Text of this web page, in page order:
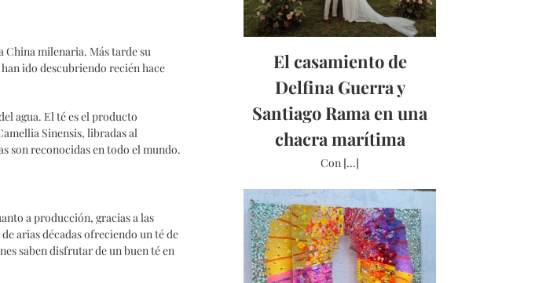
China milenaria. Más tarde su
ido descubriendo recién hace
agua. El té es el producto
Sinensis, libradas al
son reconocidas en todo el mundo.
a producción, gracias a las
arias décadas ofreciendo un té de
saben disfrutar de un buen té en
El casamiento de
Delfina Guerra y
Santiago Rama en una
chacra marítima
Con [...]